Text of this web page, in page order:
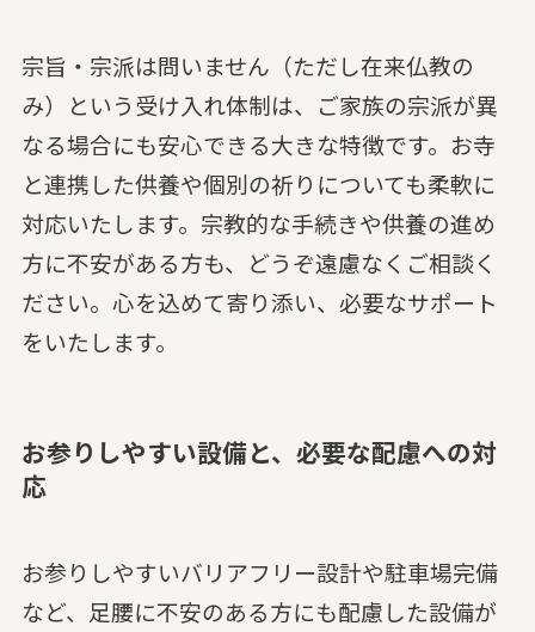
宗旨・宗派は問いません（ただし在来仏教の
み）という受け入れ体制は、ご家族の宗派が異
なる場合にも安心できる大きな特徴です。お寺
と連携した供養や個別の祈りについても柔軟に
対応いたします。宗教的な手続きや供養の進め
方に不安がある方も、どうぞ遠慮なくご相談く
ださい。心を込めて寄り添い、必要なサポート
をいたします。
お参りしやすい設備と、必要な配慮への対
応
お参りしやすいバリアフリー設計や駐車場完備
など、足腰に不安のある方にも配慮した設備が